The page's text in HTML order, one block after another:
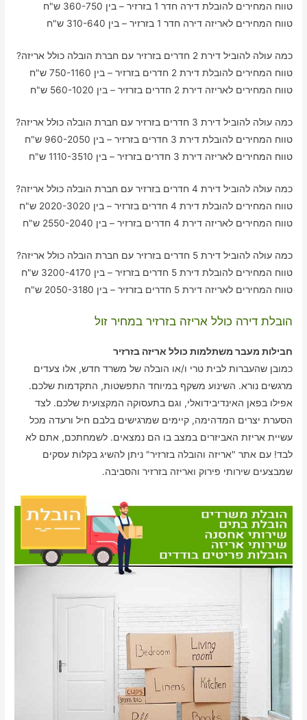
טווח המחירים להובלת דירה חדר 1 בזרזיר – בין 360-750 ש"ח
טווח המחירים לאריזה דירה חדר 1 בזרזיר – בין 310-640 ש"ח
כמה עולה להוביל דירת 2 חדרים בזרזיר עם חברת הובלה כולל אריזה?
טווח המחירים להובלת דירת 2 חדרים בזרזיר – בין 750-1160 ש"ח
טווח המחירים לאריזה דירת 2 חדרים בזרזיר – בין 560-1020 ש"ח
כמה עולה להוביל דירת 3 חדרים בזרזיר עם חברת הובלה כולל אריזה?
טווח המחירים להובלת דירת 3 חדרים בזרזיר – בין 960-2050 ש"ח
טווח המחירים לאריזה דירת 3 חדרים בזרזיר – בין 1110-3510 ש"ח
כמה עולה להוביל דירת 4 חדרים בזרזיר עם חברת הובלה כולל אריזה?
טווח המחירים להובלת דירת 4 חדרים בזרזיר – בין 2020-3020 ש"ח
טווח המחירים לאריזה דירת 4 חדרים בזרזיר – בין 2550-2040 ש"ח
כמה עולה להוביל דירת 5 חדרים בזרזיר עם חברת הובלה כולל אריזה?
טווח המחירים להובלת דירת 5 חדרים בזרזיר – בין 3200-4170 ש"ח
טווח המחירים לאריזה דירת 5 חדרים בזרזיר – בין 2050-3180 ש"ח
הובלת דירה כולל אריזה בזרזיר במחיר זול
חבילות מעבר משתלמות כולל אריזה בזרזיר
כמובן שהעברות לבית טרי ו/או הובלה של משרד חדש, אלו צעדים
מרגשים נורא. השינוע משקף במיוחד התפשטות, התקדמות שלכם.
אפילו בפאן האינדיבידואלי, וגם בתעסוקה המקצועית שלכם. לצד
הסערת יצרים המדהימה, קיימים שמרגישים בלבם חיל ורעדה מכל
עשיית אריזת האביזרים במצב בו הם נמצאים. לשמחתכם, אתם לא
לבד! עם אתר "אריזה והובלה בזרזיר" ניתן להשיג בקלות עסקים
שמבצעים שירותי פירוק ואריזה בזרזיר והסביבה.